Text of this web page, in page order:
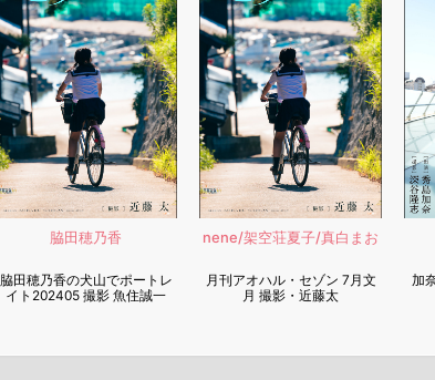
脇田穂乃香
脇田穂乃香の犬山でポートレ
イト202405 撮影 魚住誠一
nene/架空荘夏子/真白まお
月刊アオハル・セゾン 7月文
月 撮影・近藤太
加